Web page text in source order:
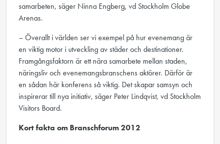
samarbeten, säger Ninna Engberg, vd Stockholm Globe
Arenas.
– Överallt i världen ser vi exempel på hur evenemang är
en viktig motor i utveckling av städer och destinationer.
Framgångsfaktorn är ett nära samarbete mellan staden,
näringsliv och evenemangsbranschens aktörer. Därför är
en sådan här konferens så viktig. Det skapar samsyn och
inspirerar till nya initiativ, säger Peter Lindqvist, vd Stockholm
Visitors Board.
Kort fakta om Branschforum 2012